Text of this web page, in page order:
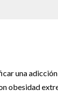
una
obesidad